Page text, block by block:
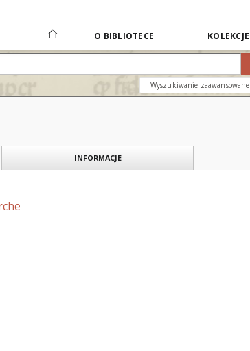
O BIBLIOTECE KOLEKCJE
Wyszukiwanie zaawansowane
INFORMACJE